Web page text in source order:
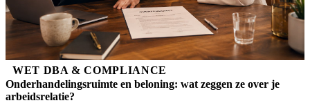
WET DBA & COMPLIANCE
Onderhandelingsruimte en beloning: wat zeggen ze over je
arbeidsrelatie?